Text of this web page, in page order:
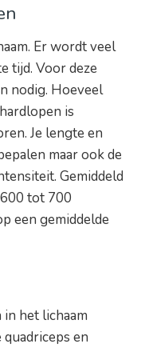
Er wordt veel
tijd. Voor deze
nodig. Hoeveel
is
Je lengte en
maar ook de
Gemiddeld
tot 700
een gemiddelde
het lichaam
en